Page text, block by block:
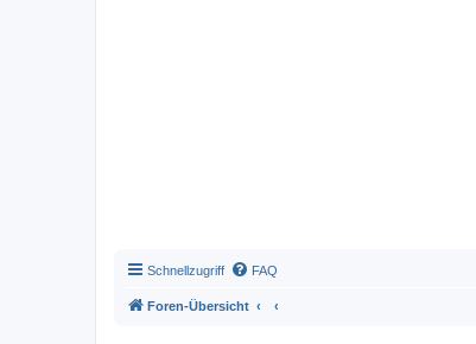
Schnellzugriff FAQ
Foren-Übersicht